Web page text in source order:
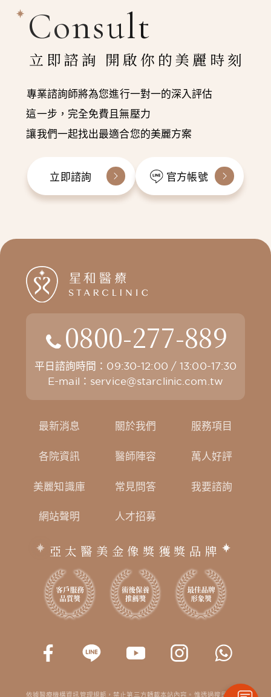
Consult
立即諮詢 開啟你的美麗時刻
專業諮詢師將為您進行一對一的深入評估
這一步，完全免費且無壓力
讓我們一起找出最適合您的美麗方案
立即諮詢 官方帳號
0800-277-889
平日諮詢時間：09:30-12:00 / 13:00-17:30
E-mail： service@starclinic.com.tw
最新消息 關於我們 服務項目
各院資訊 醫師陣容 萬人好評
美麗知識庫 常見問答 我要諮詢
網站聲明 人才招募
亞太醫美金像獎獲獎品牌
依據醫療機構資訊管理規範，禁止第三方轉載本站內容。惟透過搜尋